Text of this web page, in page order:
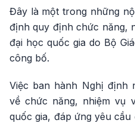
Đây là một trong những
định quy định chức năng,
đại học quốc gia do Bộ
công bố.
Việc ban hành Nghị định
về chức năng, nhiệm vụ
quốc gia, đáp ứng yêu